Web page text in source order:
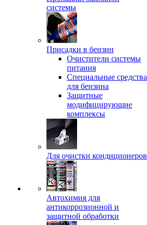
системы
Присадки в бензин
Очистители системы
питания
Специальные срeдства
для бензина
Защитные
модифицирующие
комплексы
Для очистки кондиционеров
Автохимия для
антикоррозионной и
защитной обработки